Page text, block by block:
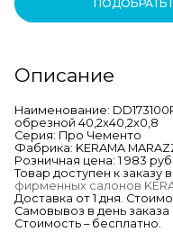
ПОДОБРАТЬ
Описание
Наименование:
обрезной 40,2x40,2x0,8
Серия: Про Чементо
Фабрика: KERAMA
Розничная цена: 1 983 руб.
Товар доступен к заказу
фирменных салонов
Доставка от 1 дня.
Самовывоз в день заказа
Стоимость – бесплатно.